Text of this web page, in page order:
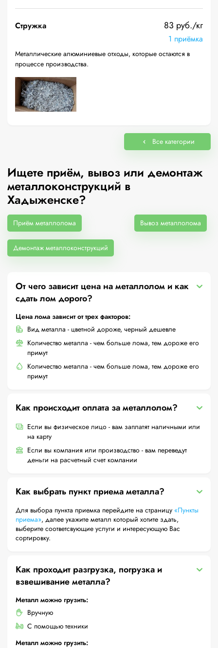
Стружка 83 руб./кг
1 приёмка
Металлические алюминиевые отходы, которые остаются в
процессе производства.
Все категории
Ищете приём, вывоз или демонтаж
металлоконструкций в
Хадыженске?
Приём металлолома Вывоз металлолома
Демонтаж металлоконструкций
От чего зависит цена на металлолом и как
сдать лом дорого?
Цена лома зависит от трех факторов:
Вид металла - цветной дороже, черный дешевле
Количество металла - чем больше лома, тем дороже его
примут
Количество металла - чем больше лома, тем дороже его
примут
Как происходит оплата за металлолом?
Если вы физическое лицо - вам заплатят наличными или
на карту
Если вы компания или производство - вам переведут
деньги на расчетный счет компании
Как выбрать пункт приема металла?
Для выбора пункта приемка перейдите на страницу «Пункты
приема», далее укажите металл который хотите здать,
выберите соответсвующие услуги и интересующую Вас
сортировку.
Как проходит разгрузка, погрузка и
взвешивание металла?
Металл можно грузить:
Вручную
С помощью техники
Металл можно грузить: